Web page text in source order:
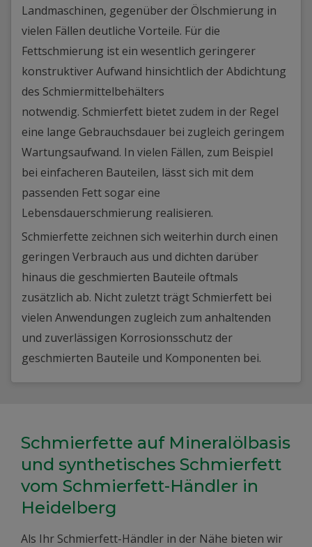
Landmaschinen, gegenüber der Ölschmierung in
vielen Fällen deutliche Vorteile. Für die
Fettschmierung ist ein wesentlich geringerer
konstruktiver Aufwand hinsichtlich der Abdichtung
des Schmiermittelbehälters
notwendig. Schmierfett bietet zudem in der Regel
eine lange Gebrauchsdauer bei zugleich geringem
Wartungsaufwand. In vielen Fällen, zum Beispiel
bei einfacheren Bauteilen, lässt sich mit dem
passenden Fett sogar eine
Lebensdauerschmierung realisieren.
Schmierfette zeichnen sich weiterhin durch einen
geringen Verbrauch aus und dichten darüber
hinaus die geschmierten Bauteile oftmals
zusätzlich ab. Nicht zuletzt trägt Schmierfett bei
vielen Anwendungen zugleich zum anhaltenden
und zuverlässigen Korrosionsschutz der
geschmierten Bauteile und Komponenten bei.
Schmierfette auf Mineralölbasis
und synthetisches Schmierfett
vom Schmierfett-Händler in
Heidelberg
Als Ihr Schmierfett-Händler in der Nähe bieten wir